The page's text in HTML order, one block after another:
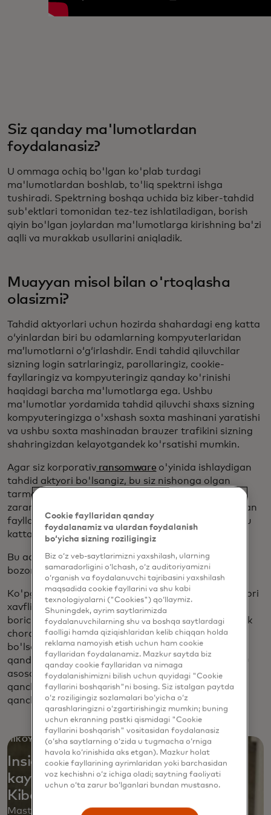
Siz qanday ma'lumotlardan
foydalanasiz?
U ommaga ochiq bo'lgan ko'plab turdagi
ma'lumotlardan boshlab, to'liq spektrni ishga
tushiradi. Spektrning boshqa uchida biz kiber-tahdid
sub'ektlari tomonidan tez-tez ishlatiladigan, borish
qiyin bo'lgan joylardan ma'lumotlarga kirishning ba'zi
aqlli va murakkab usullarini aniqladik.
Muayyan misol bilan o'rtoqlasha
olasizmi?
Tahdid aktyorlari uchun hozirda shahardagi eng katta
oʻyinlardan biri bu odamlarning kompyuterlaridan
maʼlumotlarni oʻgʻirlashdir. Endi tahdid qiluvchilar
sizning login satrlaringiz, parollaringiz, cookie-
fayllaringiz va kompyuteringiz qanday ko'rinishi
haqidagi barcha ma'lumotlarga ega. Ushbu
ma'lumotlar yordamida tahdid qiluvchi shaxs sizning
kompyuteringizga o'xshash soxta mashinani yaratishi
va ushbu soxta mashinadan brauzer trafikini sizning
shahringizdan kelayotgandek ko'rsatishi mumkin.
Agar siz korporativ ransomware o'yinida ishlaydigan
tahdid aktyori bo'lsangiz, bu siz nishonga olgan
tarmoqqa kirish uchun ajoyib ma'lumotdir. Bu kabi
zararlangan kompyuterlardan sotuvga qo'yilayotgan
fayllar soni aql bovar qilmaydigan darajada ko'p. Bu
katta biznes.
Bu aqldan ozgan, aqldan ozgan dunyo. Bu xuddi bit
bozoriga o'xshaydi.
Ko'pgina mijozlar uchun eng muhimi, VPN kabi yuqori
xavfli kirish ma'lumotlari oshkor bo'lganligini iloji
boricha tezroq bilib olishlari. Ular juda aniq xavfsizlik
choralarini ko'rishlari mumkin. Agar kirish sessiyasi
bo'lsa, uni o'chirib qo'ying. Hozirda o'sha loginda
qanday parol bo'lsa, uni qayta o'rnating. Chunki bu
asosan poyga: tahdid qiluvchilar bu ma'lumotdan
qanchalik tez foydalanishadi va himoyachilar uni
qanchalik tez bilib, tuzatishlari mumkin.
HIKOYA
Inside Recorded Future: startaplar
kayfiyati, klassik rok va
Kiberxavfsizlikning kelajagi
Mastercard Newsroom ushbu tahdidlarni razvedka
Cookie fayllaridan qanday
foydalanamiz va ulardan foydalanish
bo‘yicha sizning roziligingiz
Biz o‘z veb-saytlarimizni yaxshilash, ularning
samaradorligini o‘lchash, o‘z auditoriyamizni
o‘rganish va foydalanuvchi tajribasini yaxshilash
maqsadida cookie fayllarini va shu kabi
texnologiyalarni ("Cookies") qo‘llaymiz.
Shuningdek, ayrim saytlarimizda
foydalanuvchilarning shu va boshqa saytlardagi
faolligi hamda qiziqishlaridan kelib chiqqan holda
reklama namoyish etish uchun ham cookie
fayllaridan foydalanamiz. Mazkur saytda biz
qanday cookie fayllaridan va nimaga
foydalanishimizni bilish uchun quyidagi "Cookie
fayllarini boshqarish"ni bosing. Siz istalgan paytda
o‘z roziligingiz sozlamalari bo‘yicha o‘z
qarashlaringizni o‘zgartirishingiz mumkin; buning
uchun ekranning pastki qismidagi "Cookie
fayllarini boshqarish" vositasidan foydalanasiz
(o‘sha saytlarning o‘zida u tugmacha o‘rniga
havola ko‘rinishida aks etgan). Mazkur holat
cookie fayllarining ayrimlaridan yoki barchasidan
voz kechishni o‘z ichiga oladi; saytning faoliyati
uchun o‘ta zarur bo‘lganlari bundan mustasno.